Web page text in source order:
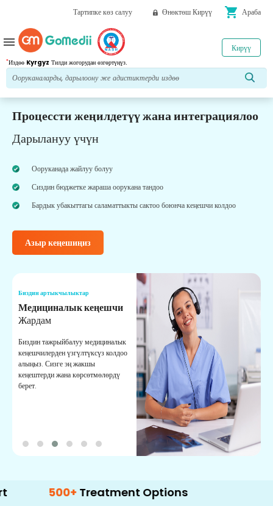
Тартипке көз салуу Өнөктөш Кирүү shopping_cart Араба
*Издөө Kyrgyz Тилди жогорудан өзгөртүңүз.
Кирүү
menu
Процессти жеңилдетүү жана интеграциялоо
Дарылануу үчүн
Ооруканада жайлуу болуу
Сиздин бюджетке жараша оорукана тандоо
Бардык убакыттагы саламаттыкты сактоо боюнча кеңешчи колдоо
Азыр кеңешиңиз
Биздин артыкчылыктар
Медициналык кеңешчи
Жардам
Биздин тажрыйбалуу медициналык
кеңешчилерден үзгүлтүксүз колдоо
алыңыз. Сизге эң жакшы
кеңештерди жана көрсөтмөлөрдү
берет.
500+ Treatment Options